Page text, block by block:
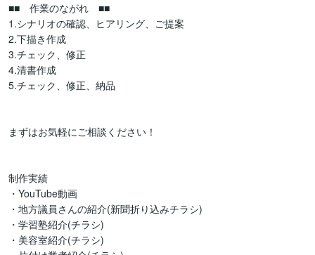
■■　作業のながれ　■■
1.シナリオの確認、ヒアリング、ご提案
2.下描き作成
3.チェック、修正
4.清書作成
5.チェック、修正、納品
まずはお気軽にご相談ください！
制作実績
・YouTube動画
・地方議員さんの紹介(新聞折り込みチラシ)
・学習塾紹介(チラシ)
・美容室紹介(チラシ)